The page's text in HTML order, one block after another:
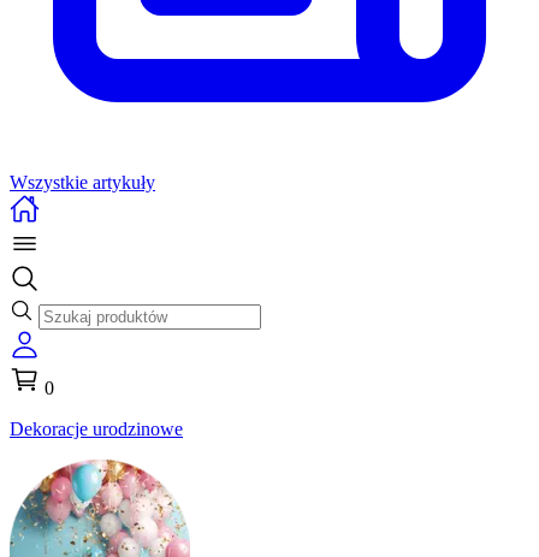
Wszystkie artykuły
0
Dekoracje urodzinowe